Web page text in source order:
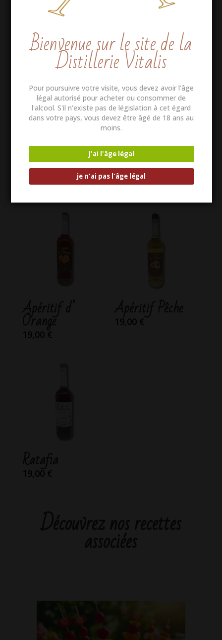
Enregistrer mon nom, mon e-mail et mon site dans
Envoi
Produits similaires
19,00 €
19,00 €
19,00 €
Bienvenue sur le site de la
Distillerie Vitalis
Pour poursuivre votre visite, vous devez avoir l'âge
légal autorisé pour acheter ou consommer de
l'alcool. S'il n'existe pas de législation à cet égard
dans votre pays, vous devez être âgé de 18 ans au
moins.
J'ai l'âge légal
je n'ai pas l'âge légal